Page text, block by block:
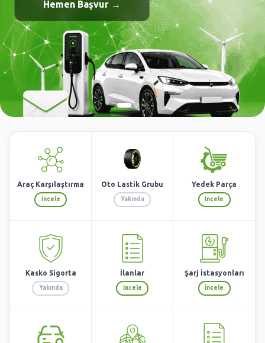
Tüm Ürünleri Keşfet →
Araç Karşılaştırma
İncele
Oto Lastik Grubu
Yakında
Yedek Parça
İncele
Kasko Sigorta
Yakında
İlanlar
İncele
Şarj İstasyonları
İncele